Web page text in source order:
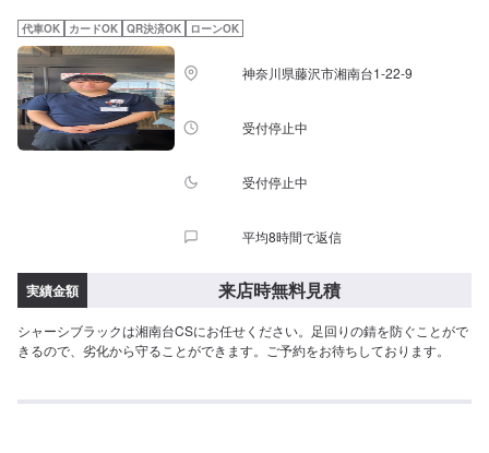
代車OK カードOK QR決済OK ローンOK
神奈川県藤沢市湘南台1-22-9
受付停止中
受付停止中
平均8時間で返信
実績金額 来店時無料見積
シャーシブラックは湘南台CSにお任せください。足回りの錆を防ぐことがで
きるので、劣化から守ることができます。ご予約をお待ちしております。